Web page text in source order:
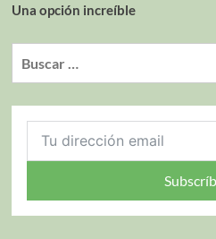
Una opción increíble